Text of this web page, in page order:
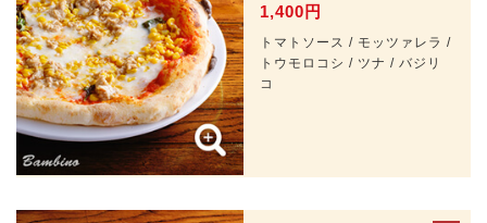
1,400円
トマトソース / モッツァレラ /
トウモロコシ / ツナ / バジリ
コ